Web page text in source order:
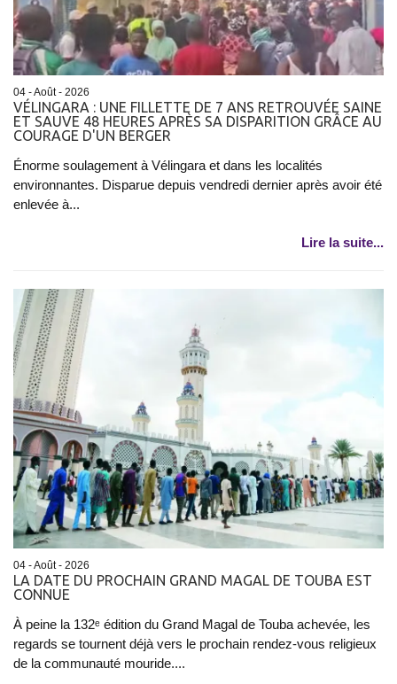
04 - Août - 2026
VÉLINGARA : UNE FILLETTE DE 7 ANS RETROUVÉE SAINE
ET SAUVE 48 HEURES APRÈS SA DISPARITION GRÂCE AU
COURAGE D'UN BERGER
Énorme soulagement à Vélingara et dans les localités
environnantes. Disparue depuis vendredi dernier après avoir été
enlevée à...
Lire la suite...
04 - Août - 2026
LA DATE DU PROCHAIN GRAND MAGAL DE TOUBA EST
CONNUE
À peine la 132ᵉ édition du Grand Magal de Touba achevée, les
regards se tournent déjà vers le prochain rendez-vous religieux
de la communauté mouride....